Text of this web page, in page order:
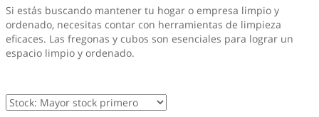
Si estás buscando mantener tu hogar o empresa limpio y
ordenado, necesitas contar con herramientas de limpieza
eficaces. Las fregonas y cubos son esenciales para lograr un
espacio limpio y ordenado.